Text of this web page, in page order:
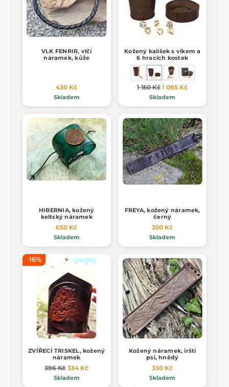
VLK FENRIR, vlčí
náramek, kůže
430 Kč
Skladem
Kožený kalíšek s víkem a
6 hracích kostek
1 150 Kč 1 085 Kč
Skladem
HIBERNIA, kožený
keltský náramek
650 Kč
Skladem
FREYA, kožený náramek,
černý
350 Kč
Skladem
-16%
ZVÍŘECÍ TRISKEL, kožený
náramek
396 Kč 334 Kč
Skladem
Kožený náramek, irští
psi, hnědý
330 Kč
Skladem